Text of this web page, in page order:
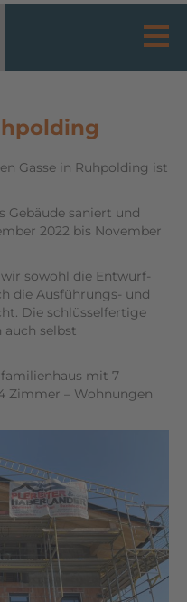
Gasse in Ruhpolding ist
Gebäude saniert und
2022 bis November
sowohl die Entwurf-
die Ausführungs- und
Die schlüsselfertige
selbst
mit 7
Zimmer – Wohnungen